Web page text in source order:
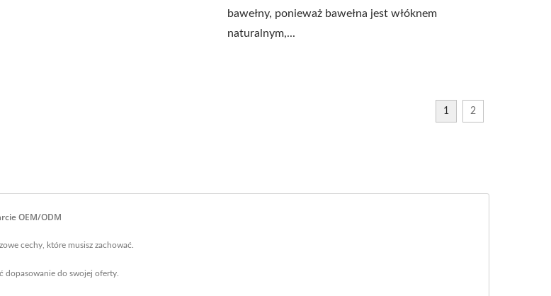
bawełny, ponieważ bawełna jest włóknem
naturalnym,...
1 2
OEM/ODM
cechy, które musisz zachować.
dopasowanie do swojej oferty.